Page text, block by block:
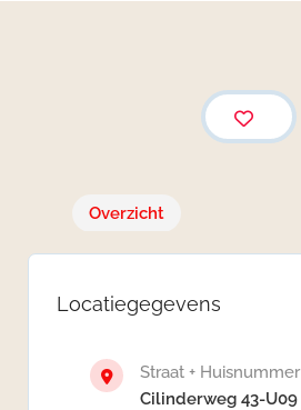
Overzicht
Locatiegegevens
Straat + Huisnummer
Cilinderweg 43-U09